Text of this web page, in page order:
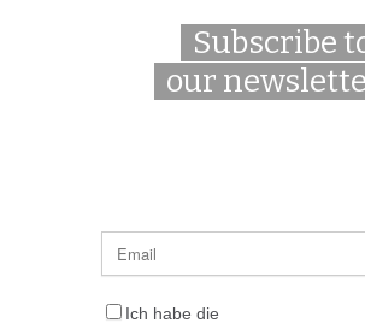
Subscribe
our
Ich habe die